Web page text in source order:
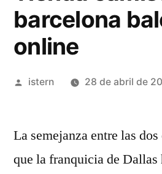
barcelona
online
Publicado
istern 28 de abril de
La semejanza entre las
que la franquicia de